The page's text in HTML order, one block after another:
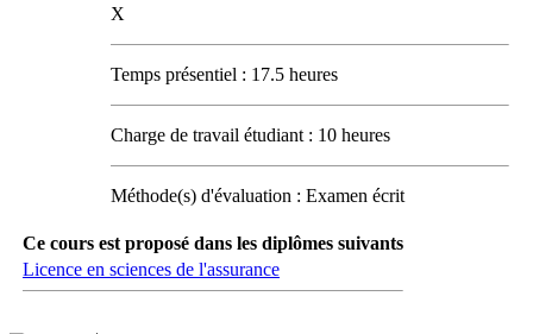
X
Temps présentiel : 17.5 heures
Charge de travail étudiant : 10 heures
Méthode(s) d'évaluation : Examen écrit
Ce cours est proposé dans les diplômes suivants
Licence en sciences de l'assurance